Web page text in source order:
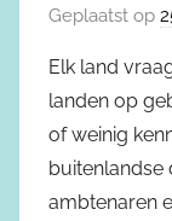
Geplaatst op
Elk land
landen op
of weinig
buitenlandse
ambtenaren